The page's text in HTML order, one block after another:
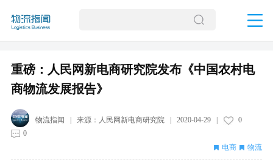
重磅：人民网新电商研究院发布《中国农村电
商物流发展报告》
物流指闻 | 来源： 人民网新电商研究院| 2020-04-29|
0
0
电商
物流